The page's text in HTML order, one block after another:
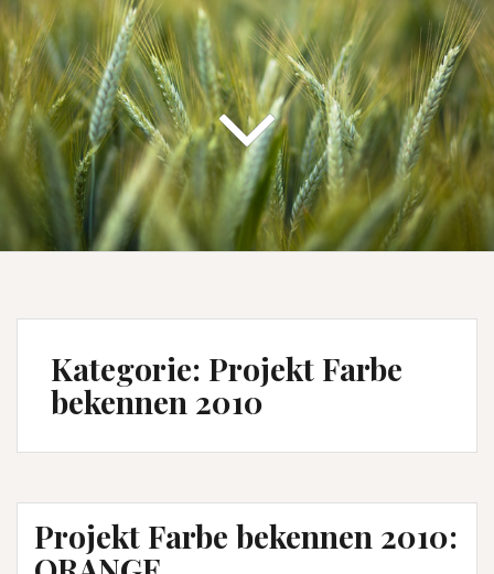
Kategorie: Projekt Farbe
bekennen 2010
Projekt Farbe bekennen 2010: